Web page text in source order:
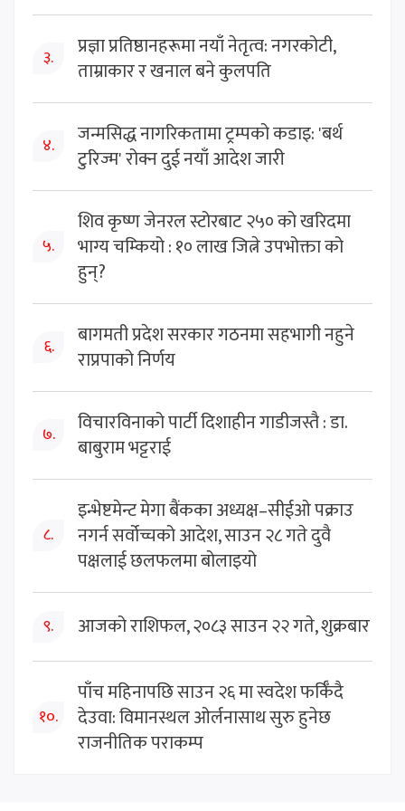
३.
प्रज्ञा प्रतिष्ठानहरूमा नयाँ नेतृत्व: नगरकोटी,
ताम्राकार र खनाल बने कुलपति
४.
जन्मसिद्ध नागरिकतामा ट्रम्पको कडाइ: 'बर्थ
टुरिज्म' रोक्न दुई नयाँ आदेश जारी
५.
शिव कृष्ण जेनरल स्टोरबाट २५० को खरिदमा
भाग्य चम्कियो : १० लाख जित्ने उपभोक्ता को
हुन्?
६.
बागमती प्रदेश सरकार गठनमा सहभागी नहुने
राप्रपाको निर्णय
७.
विचारविनाको पार्टी दिशाहीन गाडीजस्तै : डा.
बाबुराम भट्टराई
८.
इन्भेष्टमेन्ट मेगा बैंकका अध्यक्ष–सीईओ पक्राउ
नगर्न सर्वोच्चको आदेश, साउन २८ गते दुवै
पक्षलाई छलफलमा बोलाइयो
९. आजको राशिफल, २०८३ साउन २२ गते, शुक्रबार
१०.
पाँच महिनापछि साउन २६ मा स्वदेश फर्किँदै
देउवा: विमानस्थल ओर्लनासाथ सुरु हुनेछ
राजनीतिक पराकम्प